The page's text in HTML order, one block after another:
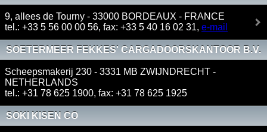
(SOCATRA)
9, allees de Tourny - 33000 BORDEAUX - FRANCE
tel.: +33 5 56 00 00 56, fax: +33 5 40 16 02 31, e-mail
SOETERMEER FEKKES' CARGADOORSKANTOOR B.V.
Scheepsmakerij 230 - 3331 MB ZWIJNDRECHT -
NETHERLANDS
tel.: +31 78 625 1900, fax: +31 78 625 1925
SOKI KISEN CO